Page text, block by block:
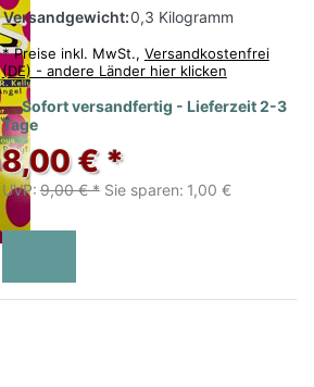
Versandgewicht:0,3 Kilogramm
* Preise inkl. MwSt., Versandkostenfrei
(DE) - andere Länder hier klicken
Sofort versandfertig - Lieferzeit 2-3
Tage
8,00 € *
UVP: 9,00 € * Sie sparen: 1,00 €